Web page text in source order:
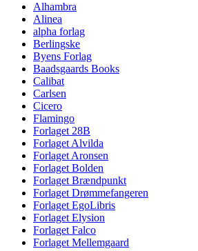
Alhambra
Alinea
alpha forlag
Berlingske
Byens Forlag
Baadsgaards Books
Calibat
Carlsen
Cicero
Flamingo
Forlaget 28B
Forlaget Alvilda
Forlaget Aronsen
Forlaget Bolden
Forlaget Brændpunkt
Forlaget Drømmefangeren
Forlaget EgoLibris
Forlaget Elysion
Forlaget Falco
Forlaget Mellemgaard